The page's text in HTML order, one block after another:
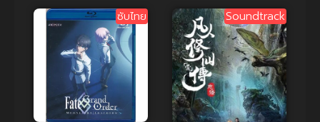
นัทแครกเกอร์
พากย์ไทย
บทเรียนเจ้า
หญิง
ซับไทย Soundtrack